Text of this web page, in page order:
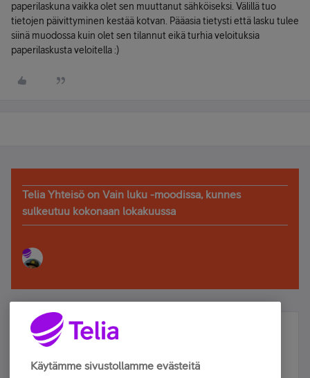
paperilaskuna vaikka olet sen muuttanut sähköiseksi. Välillä tuo
tietojen päivittyminen kestää kotvan. Pääasia tietysti että lasku tulee
siinä muodossa kuin olet sen tilannut eikä turhia veloituksia
paperilaskusta veloitella :)
Telia Yhteisö on Vain luku -moodissa, kunnes
sulkeutuu kokonaan lokakuussa
Älä jää paitsi – osallistu ja voita!
Tilaa Telian uutiskirje ja olet mukana arvonnassa.
Käytämme sivustollamme evästeitä